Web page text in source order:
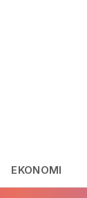
EKONOMI